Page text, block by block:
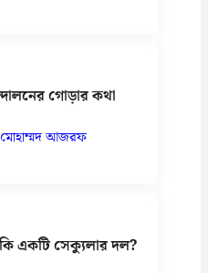
গোড়ার কথা
আজরফ
একটি সেক্যুলার দল?